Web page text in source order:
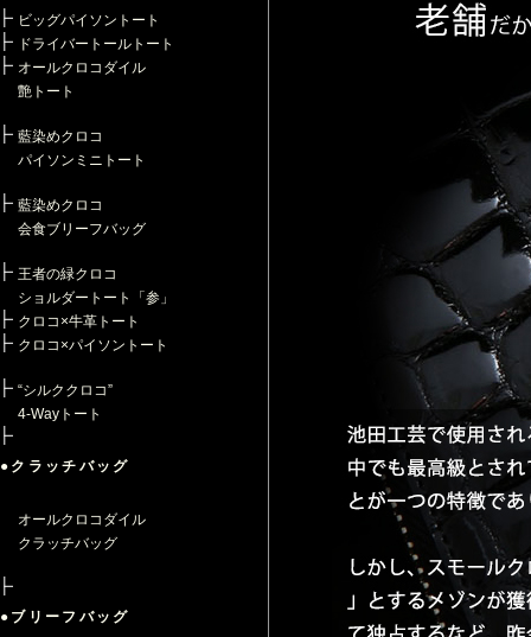
ビッグパイソントート
ドライバートールトート
オールクロコダイル
艶トート
藍染めクロコ
パイソンミニトート
藍染めクロコ
会食ブリーフバッグ
王者の緑クロコ
ショルダートート「参」
クロコ×牛革トート
クロコ×パイソントート
“シルククロコ”
4-Wayトート
●クラッチバッグ
オールクロコダイル
クラッチバッグ
●ブリーフバッグ